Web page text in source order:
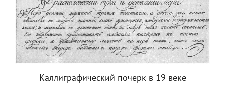
Каллиграфический почерк в 19 веке